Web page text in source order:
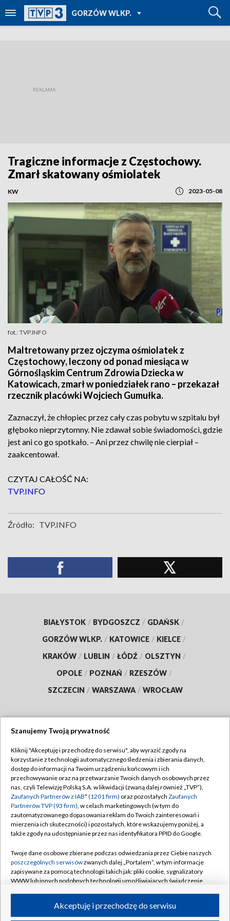
GORZÓW WLKP.
TVP REGIONY
Tragiczne informacje z Częstochowy.
Zmarł skatowany ośmiolatek
KW 2023-05-08
fot.: TVP.INFO
Maltretowany przez ojczyma ośmiolatek z
Częstochowy, leczony od ponad miesiąca w
Górnośląskim Centrum Zdrowia Dziecka w
Katowicach, zmarł w poniedziałek rano – przekazał
rzecznik placówki Wojciech Gumułka.
Zaznaczył, że chłopiec przez cały czas pobytu w szpitalu był
głęboko nieprzytomny. Nie zdawał sobie świadomości, gdzie
jest ani co go spotkało. – Ani przez chwilę nie cierpiał –
zaakcentował.
CZYTAJ CAŁOŚĆ NA:
TVP.INFO
Źródło: TVP.INFO
BIAŁYSTOK / BYDGOSZCZ / GDAŃSK /
GORZÓW WLKP. / KATOWICE / KIELCE /
KRAKÓW / LUBLIN / ŁÓDŹ / OLSZTYN /
OPOLE / POZNAŃ / RZESZÓW /
SZCZECIN / WARSZAWA / WROCŁAW
TVP
Abonament TVP
Emisja w TVP
Centrum informacji TVP
Naziemna Telewizja Cyfrowa
Rada Programowa
System NOS
Informacje o nadawcy
Program dla prasy
Regulamin TVP
Polityka prywatności
Moje zgody
Pomoc
Kontakt
Kanały
Szanujemy Twoją prywatność
Kliknij "Akceptuję i przechodzę do serwisu", aby wyrazić zgody na
korzystanie z technologii automatycznego śledzenia i zbierania danych,
dostęp do informacji na Twoim urządzeniu końcowym i ich
przechowywanie oraz na przetwarzanie Twoich danych osobowych przez
nas, czyli Telewizję Polską S.A. w likwidacji (zwaną dalej również „TVP”),
Zaufanych Partnerów z IAB* (1201 firm) oraz pozostałych Zaufanych
Partnerów TVP (93 firm), w celach marketingowych (w tym do
zautomatyzowanego dopasowania reklam do Twoich zainteresowań i
mierzenia ich skuteczności) i pozostałych, które wskazujemy poniżej, a
także zgody na udostępnianie przez nas identyfikatora PPID do Google.
Twoje dane osobowe zbierane podczas odwiedzania przez Ciebie naszych
poszczególnych serwisówzwanych dalej „Portalem”, w tym informacje
zapisywane za pomocą technologii takich jak: pliki cookie, sygnalizatory
WWW lub innych podobnych technologii umożliwiających świadczenie
ruchu w Internecie.Akceptuję i przechodzę do serwisu